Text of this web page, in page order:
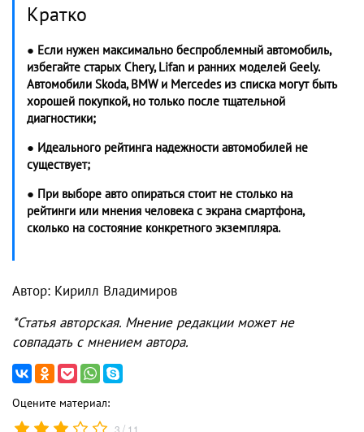
Кратко
● Если нужен максимально беспроблемный автомобиль,
избегайте старых Chery, Lifan и ранних моделей Geely.
Автомобили Skoda, BMW и Mercedes из списка могут быть
хорошей покупкой, но только после тщательной
диагностики;
● Идеального рейтинга надежности автомобилей не
существует;
● При выборе авто опираться стоит не столько на
рейтинги или мнения человека с экрана смартфона,
сколько на состояние конкретного экземпляра.
Автор: Кирилл Владимиров
*Статья авторская. Мнение редакции может не
совпадать с мнением автора.
Оцените материал:
3 / 11